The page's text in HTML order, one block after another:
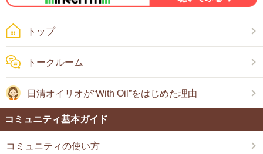
トップ
トークルーム
日清オイリオが“With Oil”をはじめた理由
コミュニティ基本ガイド
コミュニティの使い方